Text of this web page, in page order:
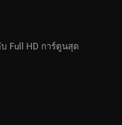
Full HD การ์ตูนสุด